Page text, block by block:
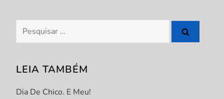
o
Pesquisar
por:
LEIA TAMBÉM
Dia De Chico. E Meu!